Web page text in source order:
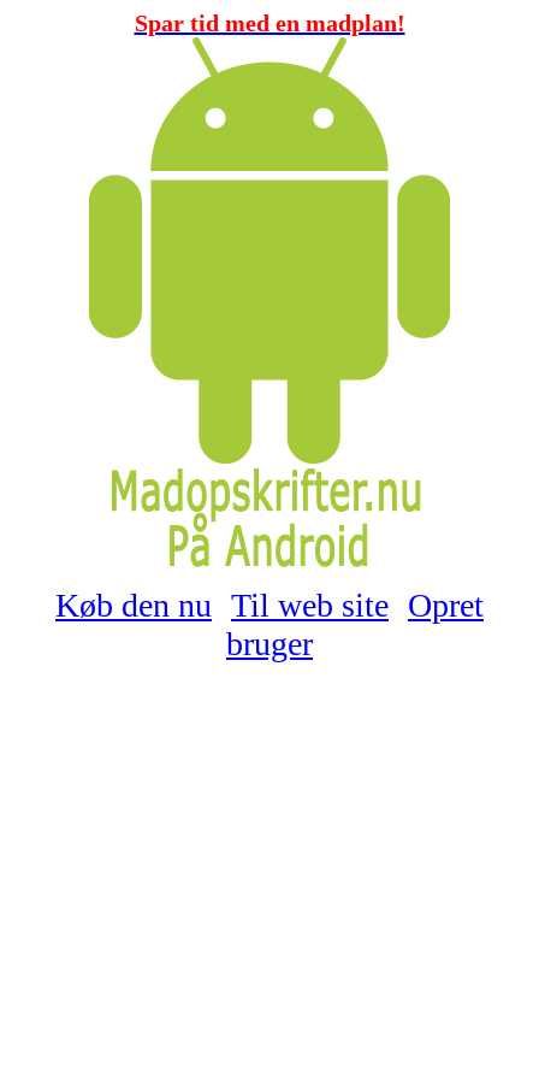
Spar tid med en madplan!
Køb den nu Til web site Opret
bruger